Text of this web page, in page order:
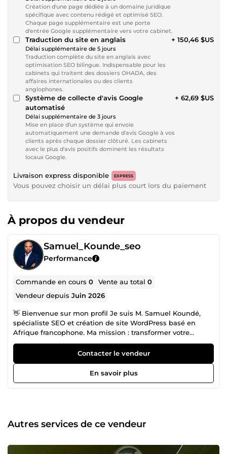
Création d'une page dédiée à un domaine juridique
spécifique avec contenu rédigé et optimisé SEO.
Chaque page supplémentaire est une porte
d'entrée Google supplémentaire vers votre cabinet.
Traduction du site en anglais
Délai supplémentaire de 5 jours
Traduction complète du site en anglais avec
optimisation SEO bilingue. Indispensable pour les
cabinets qui traitent des dossiers OHADA, des
affaires internationales ou des clients
anglophones.
+ 150,46 $US
Système de collecte d'avis Google
automatisé
Délai supplémentaire de 3 jours
Mise en place d'un système qui envoie
automatiquement une demande d'avis Google à vos
clients après chaque dossier clôturé. Les cabinets
avec le plus d'avis positifs dominent les résultats
locaux Google.
+ 62,69 $US
Livraison express disponible EXPRESS
Vous pouvez choisir un délai plus court lors du paiement
À propos du vendeur
Samuel_Kounde_seo
Performance
Commande en cours0 Vente au total0
Vendeur depuisJuin 2026
👋 Bienvenue sur mon profil Je suis M. Samuel Koundé,
spécialiste SEO et création de site WordPress basé en
Afrique francophone. Ma mission : transformer votre
présence en ligne en source de clients qualifiés depuis
Google — sans publicité payante. Que vous cherchiez un
expert SEO freelance, un développeur WordPress
professionnel, un consultant en référencement naturel, un
créateur de site internet sur-mesure ou un spécialiste SEO
référencement SEO pour avocats, site web juridique
WordPress, SEO local cabinet d'avocats — Secteur
site location de véhicules WordPress, boutique automobile
Contacter le vendeur
En savoir plus
Autres services de ce vendeur